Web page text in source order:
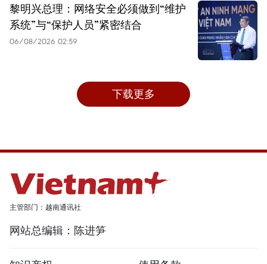
黎明兴总理：网络安全必须做到“维护
系统”与“保护人员”紧密结合
06/08/2026 02:59
下载更多
主管部门：越南通讯社
网站总编辑：陈进笋